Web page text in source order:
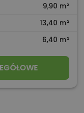
9,90 m²
13,40 m²
6,40 m²